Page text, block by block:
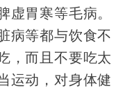
虚胃寒等毛病。
病等都与饮食不
，而且不要吃太
运动，对身体健